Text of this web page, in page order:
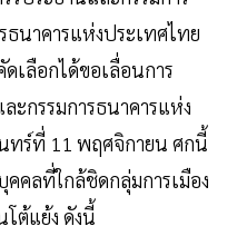
นาคารแห่งประเทศไทย
เลือกได้ขอเลื่อนการ
ะกรรมการธนาคารแห่ง
ทร์ที่ 11 พฤศจิกายน ศกนี้
คลที่ใกล้ชิดกลุ่มการเมือง
ต้แย้ง ดังนี้